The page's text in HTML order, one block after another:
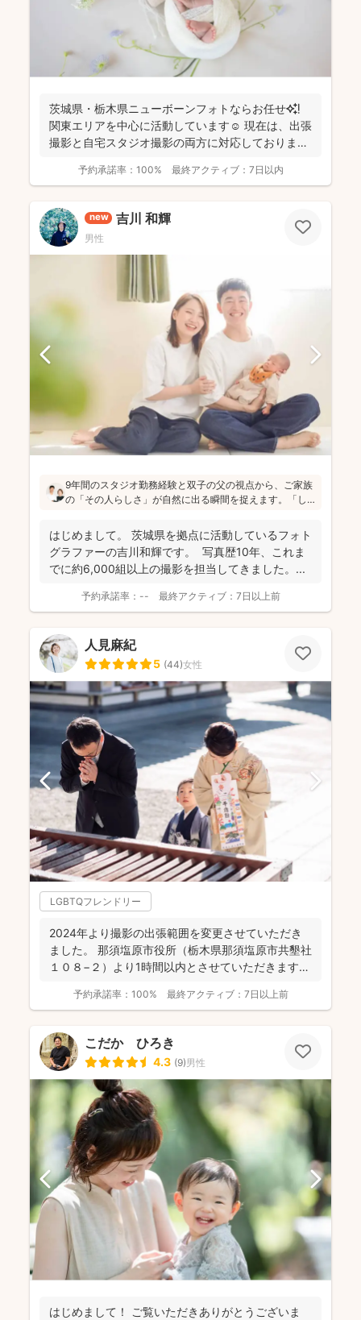
茨城県・栃木県ニューボーンフォトならお任せ✨❗️
関東エリアを中心に活動しています☺️ 現在は、出張
撮影と自宅スタジオ撮影の両方に対応しておりま
予約承諾率： 100% 最終アクティブ： 7日以内
new 吉川 和輝
男性
9年間のスタジオ勤務経験と双子の父の視点から、ご家族
の「その人らしさ」が自然に出る瞬間を捉えます。「し
ても「楽しかった！」と気持ちがよみがえる写真を残す
ことを、心がけて活動されていらっしゃいます！
はじめまして。 茨城県を拠点に活動しているフォト
グラファーの吉川和輝です。 写真歴10年、これま
でに約6,000組以上の撮影を担当してきました。 ...
予約承諾率： -- 最終アクティブ： 7日以上前
人見麻紀
5 (44)女性
LGBTQフレンドリー
2024年より撮影の出張範囲を変更させていただき
ました。 那須塩原市役所（栃木県那須塩原市共墾社
１０８−２）より1時間以内とさせていただきます。
予約承諾率： 100% 最終アクティブ： 7日以上前
こだか ひろき
4.3 (9)男性
はじめまして！ ご覧いただきありがとうございま